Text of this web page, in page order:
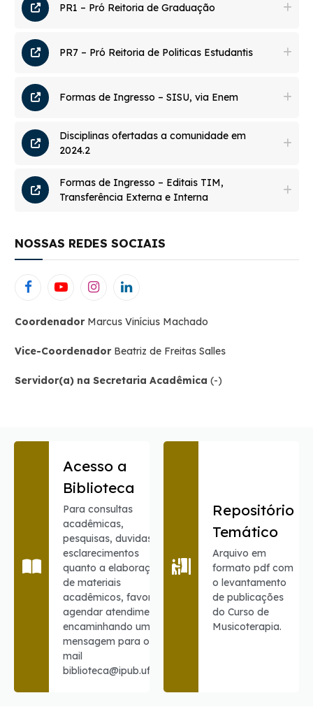
PR1 – Pró Reitoria de Graduação
PR7 – Pró Reitoria de Politicas Estudantis
Formas de Ingresso – SISU, via Enem
Disciplinas ofertadas a comunidade em
2024.2
Formas de Ingresso – Editais TIM,
Transferência Externa e Interna
NOSSAS REDES SOCIAIS
FacebookYouTubeInstagramLinkedIn
Coordenador Marcus Vinícius Machado
Vice-Coordenador Beatriz de Freitas Salles
Servidor(a) na Secretaria Acadêmica (-)
Acesso a
Biblioteca
Para consultas
acadêmicas,
pesquisas, duvidas ou
esclarecimentos
quanto a elaboração
de materiais
acadêmicos, favor
agendar atendimento
encaminhando uma
mensagem para o e-
mail
biblioteca@ipub.ufrj.br
Repositório
Temático
Arquivo em
formato pdf com
o levantamento
de publicações
do Curso de
Musicoterapia.